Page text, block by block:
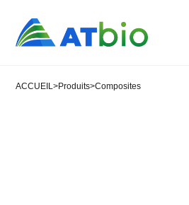
ACCUEIL>Produits>Composites